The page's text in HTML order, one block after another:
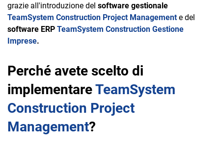
grazie all'introduzione del software gestionale
TeamSystem Construction Project Management e del
software ERP TeamSystem Construction Gestione
Imprese.
Perché avete scelto di
implementareTeamSystem
Construction Project
Management?